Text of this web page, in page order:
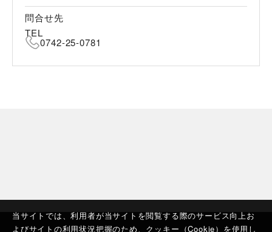
当サイトでは、利用者が当サイトを閲覧する際のサービス向上お
よびサイトの利用状況把握のため、クッキー（Cookie）を使用し
問合せ先
TEL
0742-25-0781